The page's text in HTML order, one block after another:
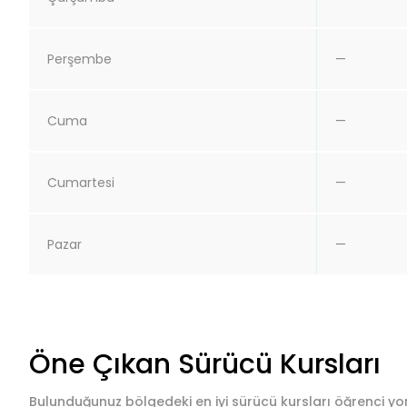
Perşembe —
Cuma —
Cumartesi —
Pazar —
Öne Çıkan Sürücü Kursları
Bulunduğunuz bölgedeki en iyi sürücü kursları öğrenci